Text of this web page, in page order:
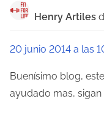
e
n
t
Henry Artiles
20 junio 2014 a las
Buenísimo blog,
ayudado mas, sigan